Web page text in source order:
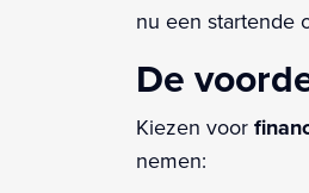
nu een startende
De
Kiezen voor
nemen: